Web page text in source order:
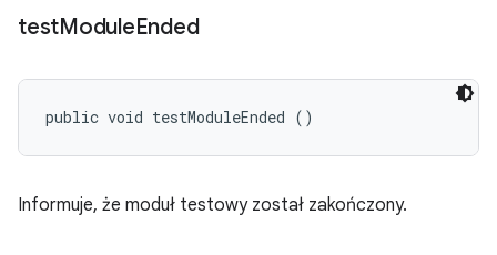
testModuleEnded
public void testModuleEnded ()
Informuje, że moduł testowy został zakończony.